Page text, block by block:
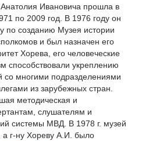
Анатолия Ивановича прошла в
по 2009 год. В 1976 году он
по созданию Музея истории
и был назначен его
Хорева, его человеческие
способствовали укреплению
со многими подразделениями
из зарубежных стран.
методическая и
слушателям и
системы МВД. В 1978 г. музей
г-ну Хореву А.И. было